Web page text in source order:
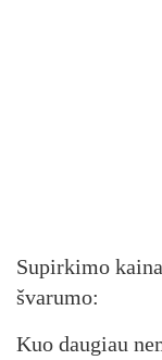
Supirkimo
švarumo:
Kuo daugiau